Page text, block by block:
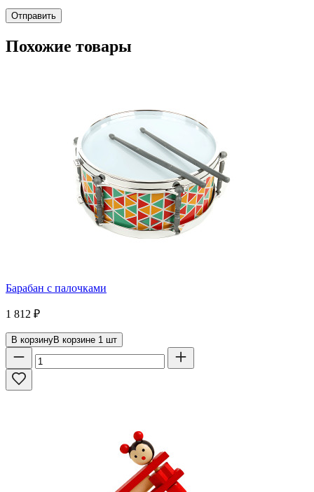
Отправить
Похожие товары
Барабан с палочками
1 812 ₽
В корзинуВ корзине 1 шт